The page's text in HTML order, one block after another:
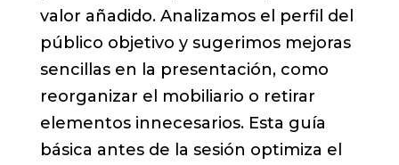
valor añadido. Analizamos el perfil del
público objetivo y sugerimos mejoras
sencillas en la presentación, como
reorganizar el mobiliario o retirar
elementos innecesarios. Esta guía
básica antes de la sesión optimiza el